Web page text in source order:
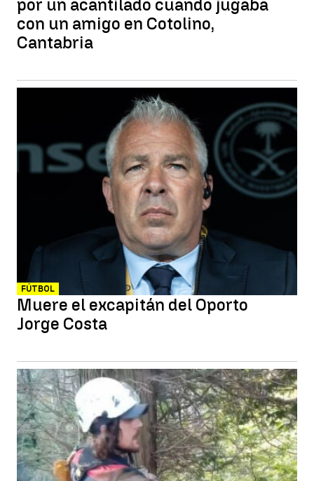
por un acantilado cuando jugaba
con un amigo en Cotolino,
Cantabria
FÚTBOL
Muere el excapitán del Oporto
Jorge Costa